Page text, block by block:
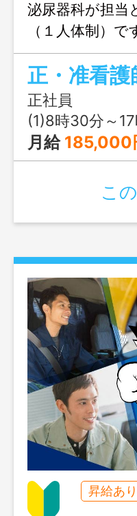
泌尿器科が担
（１人体制）
す。ご相談く
正・准看護
正社員
(1)8時30分～17時
月給 185,000
こ
昇給あり